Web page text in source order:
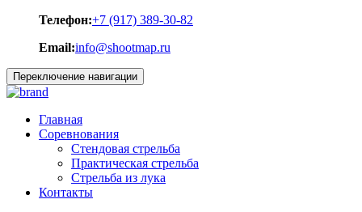
Телефон:+7 (917) 389-30-82
Email:info@shootmap.ru
Переключение навигации
Главная
Соревнования
Стендовая стрельба
Практическая стрельба
Стрельба из лука
Контакты